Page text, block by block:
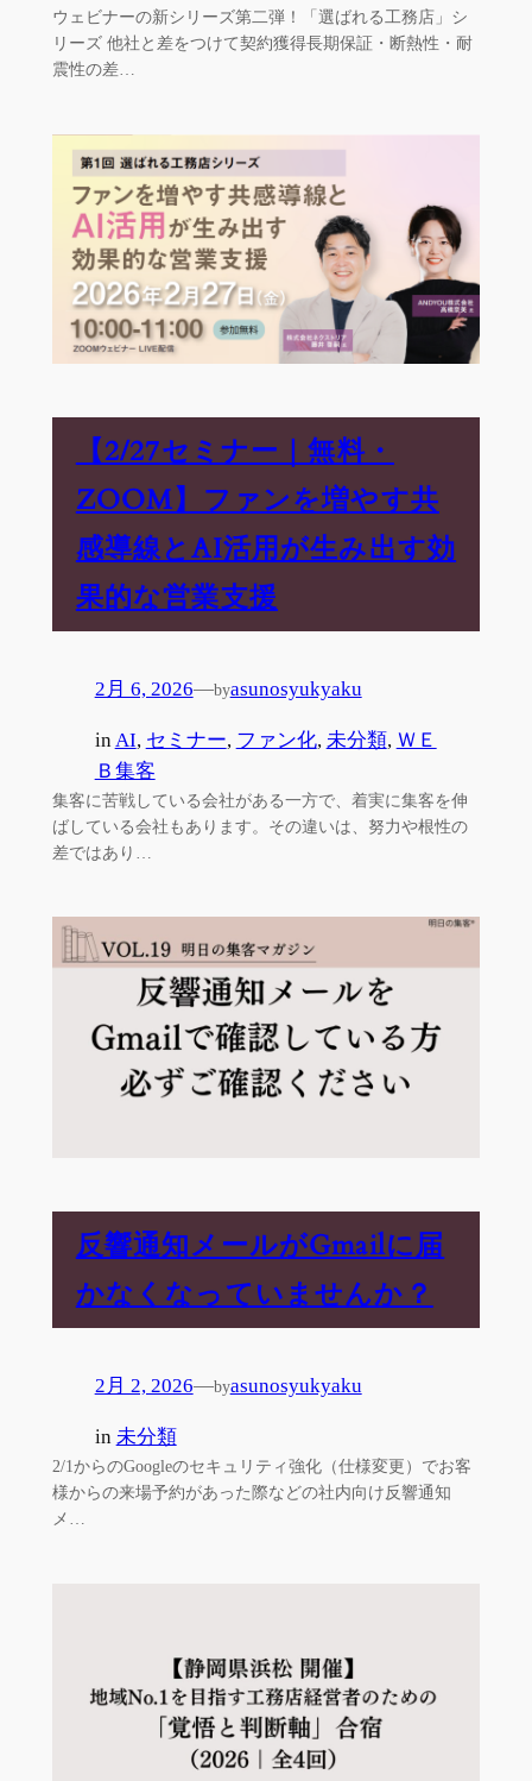
ウェビナーの新シリーズ第二弾！「選ばれる工務店」シ
リーズ 他社と差をつけて契約獲得長期保証・断熱性・耐
震性の差…
【2/27セミナー｜無料・
ZOOM】ファンを増やす共
感導線とAI活用が生み出す効
果的な営業支援
2月 6, 2026—byasunosyukyaku
in AI, セミナー, ファン化, 未分類, ＷＥ
Ｂ集客
集客に苦戦している会社がある一方で、着実に集客を伸
ばしている会社もあります。その違いは、努力や根性の
差ではあり…
反響通知メールがGmailに届
かなくなっていませんか？
2月 2, 2026—byasunosyukyaku
in 未分類
2/1からのGoogleのセキュリティ強化（仕様変更）でお客
様からの来場予約があった際などの社内向け反響通知
メ…